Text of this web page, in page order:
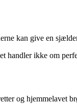
kan give en
handler ikke om
og hjemmelavet